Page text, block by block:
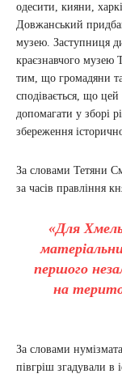
одесити, кияни,
Довжанський
музею. Заступниця
краєзнавчого музею
тим, що громадяни
сподівається, що
допомагати у зборі
збереження
За словами Тетяни
за часів правління
«Для
першого
на
За словами
півгріш згадували в